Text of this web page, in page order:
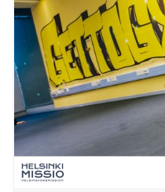
maailman keskiarvon